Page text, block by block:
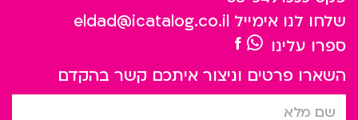
שלחו לנו אימייל eldad@icatalog.co.il
ספרו עלינו
השארו פרטים וניצור איתכם קשר בהקדם
שם מלא